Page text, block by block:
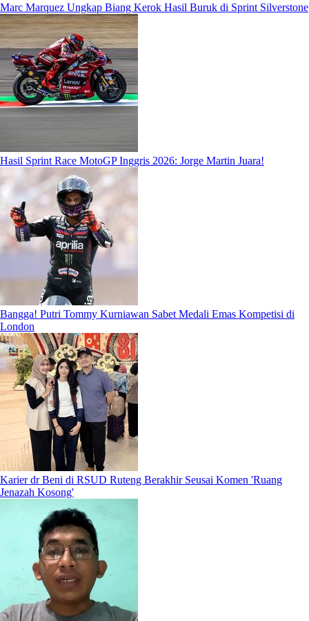
Marc Marquez Ungkap Biang Kerok Hasil Buruk di Sprint Silverstone
Hasil Sprint Race MotoGP Inggris 2026: Jorge Martin Juara!
Bangga! Putri Tommy Kurniawan Sabet Medali Emas Kompetisi di
London
Karier dr Beni di RSUD Ruteng Berakhir Seusai Komen 'Ruang
Jenazah Kosong'